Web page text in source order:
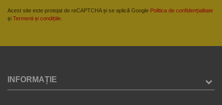
Acest site este protejat de reCAPTCHA și se aplică Google Politica de confidențialitate
și Termenii și condițiile
INFORMAȚIE